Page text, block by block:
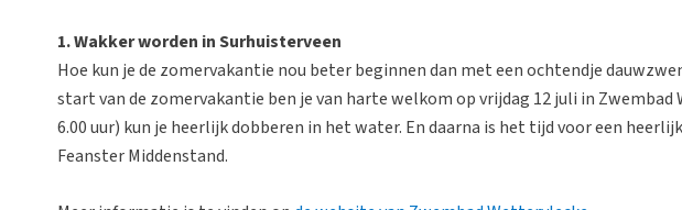
1. Wakker worden in Surhuisterveen
Hoe kun je de zomervakantie nou beter beginnen dan met een ochtendje
start van de zomervakantie ben je van harte welkom op vrijdag 12 juli in
6.00 uur) kun je heerlijk dobberen in het water. En daarna is het tijd voor een
Feanster Middenstand.